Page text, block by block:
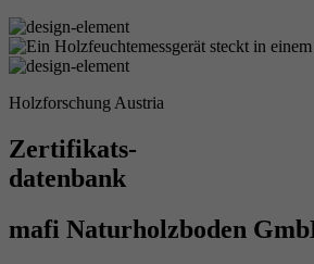
Holzforschung Austria
Zertifikats-
datenbank
mafi Naturholzboden